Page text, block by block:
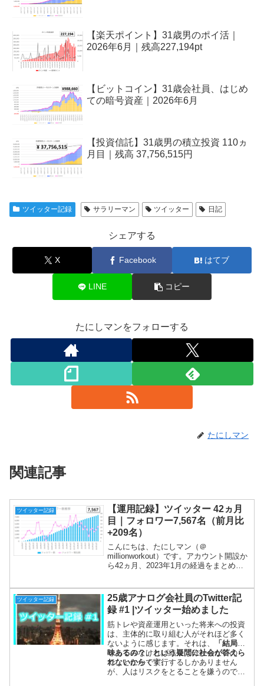
【楽天ポイント】31歳男のポイ活｜
2026年6月｜残高227,194pt
【ビットコイン】31歳会社員、はじめ
ての暗号資産｜2026年6月
【投資信託】31歳男の積立投資 110ヵ
月目｜残高 37,756,515円
ツイッター記録 サラリーマン ツイッター 日記
シェアする
X Facebook はてブ
LINE コピー
たにしマンをフォローする
たにしマン
関連記事
ツイッター記録
【運用記録】ツイッター 42ヵ月
目｜フォロワー7,567名（前月比
+209名）
こんにちは、たにしマン（＠
millionworkout）です。アカウント開設か
ら42ヵ月、2023年1月の経過をまとめま
ーロンマスクが社員をクビにしすぎて人
手不足なよう...
ツイッター記録
25歳アナログ会社員のTwitter記
録 #1 |ツイッター始めました
筋トレや資産運用といった将来への投資
は、主体的に取り組む人がそれほど多く
ないように感じます。それは、
「結局意
味あるの？」という疑問に社会が答えら
れないからです。
やってみなければ結果は分からないの
で、とにかく実行するしかありません
が、人はリスクをとることを嫌うので、